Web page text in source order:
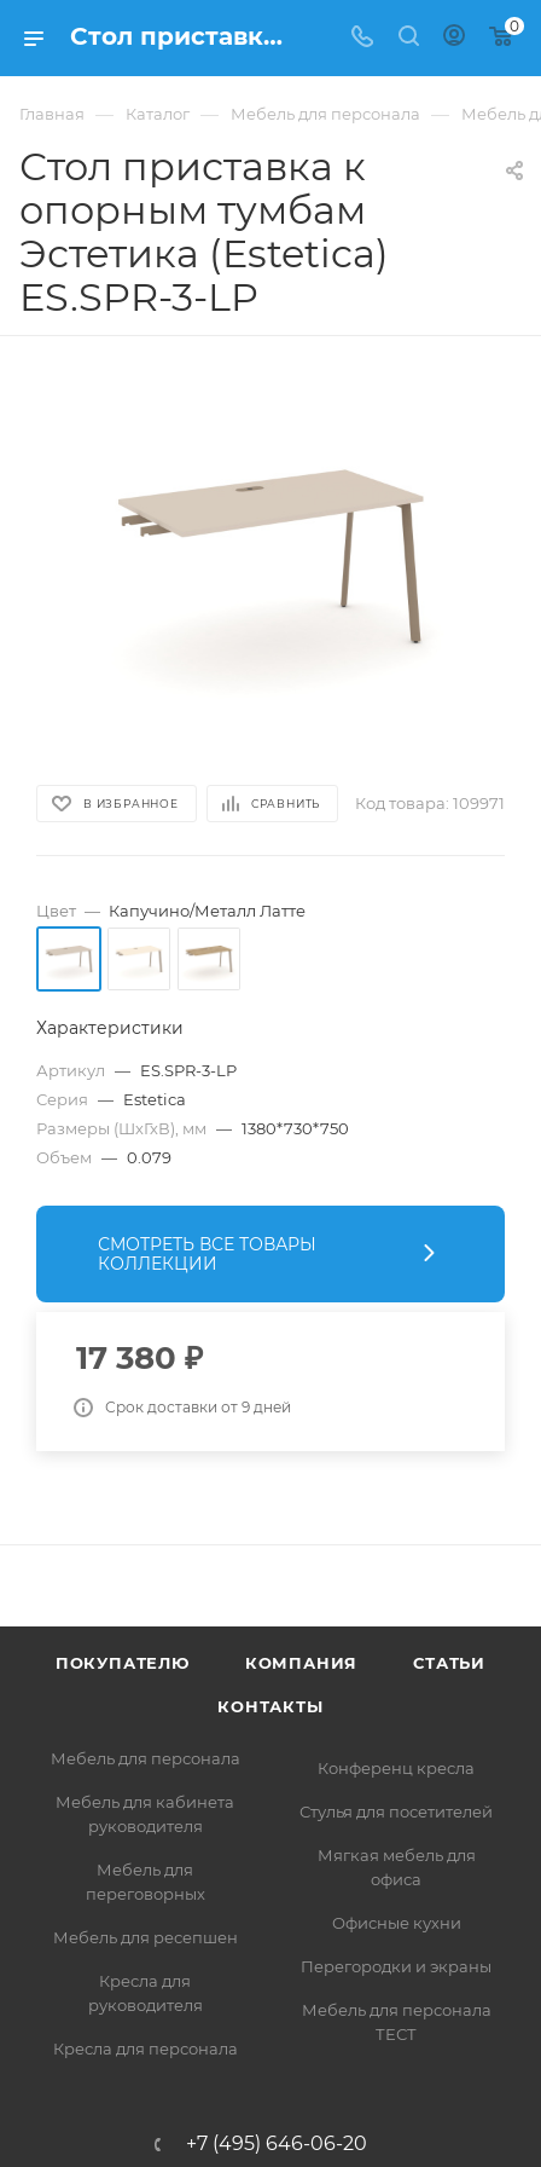
Стол приставка к опорным тумбам Эстетика (Estetica) ES.SPR-3-LP купить в Москве, цена 17 380 ₽. - интернет-магазин ФРАНКОМ 0
Главная — Каталог — Мебель для персонала — Мебель
Стол приставка к
опорным тумбам
Эстетика (Estetica)
ES.SPR-3-LP
В ИЗБРАННОЕ СРАВНИТЬ Код товара: 109971
Цвет — Капучино/Металл Латте
Характеристики
Артикул — ES.SPR-3-LP
Серия — Estetica
Размеры (ШхГхВ), мм — 1380*730*750
Объем — 0.079
СМОТРЕТЬ ВСЕ ТОВАРЫ
КОЛЛЕКЦИИ
17 380 ₽
Срок доставки от 9 дней
ПОКУПАТЕЛЮ КОМПАНИЯ СТАТЬИ
КОНТАКТЫ
Мебель для персонала
Мебель для кабинета
руководителя
Мебель для
переговорных
Мебель для ресепшен
Кресла для
руководителя
Кресла для персонала
Конференц кресла
Стулья для посетителей
Мягкая мебель для
офиса
Офисные кухни
Перегородки и экраны
Мебель для персонала
ТЕСТ
+7 (495) 646-06-20